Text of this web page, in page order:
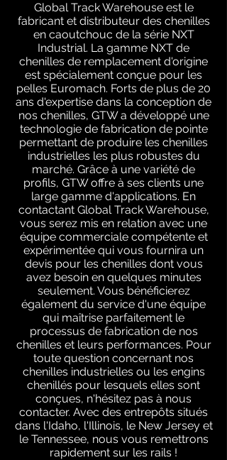
Global Track Warehouse est le
fabricant et distributeur des chenilles
en caoutchouc de la série NXT
Industrial. La gamme NXT de
chenilles de remplacement d'origine
est spécialement conçue pour les
pelles Euromach. Forts de plus de 20
ans d'expertise dans la conception de
nos chenilles, GTW a développé une
technologie de fabrication de pointe
permettant de produire les chenilles
industrielles les plus robustes du
marché. Grâce à une variété de
profils, GTW offre à ses clients une
large gamme d'applications. En
contactant Global Track Warehouse,
vous serez mis en relation avec une
équipe commerciale compétente et
expérimentée qui vous fournira un
devis pour les chenilles dont vous
avez besoin en quelques minutes
seulement. Vous bénéficierez
également du service d'une équipe
qui maîtrise parfaitement le
processus de fabrication de nos
chenilles et leurs performances. Pour
toute question concernant nos
chenilles industrielles ou les engins
chenillés pour lesquels elles sont
conçues, n'hésitez pas à nous
contacter. Avec des entrepôts situés
dans l'Idaho, l'Illinois, le New Jersey et
le Tennessee, nous vous remettrons
rapidement sur les rails !